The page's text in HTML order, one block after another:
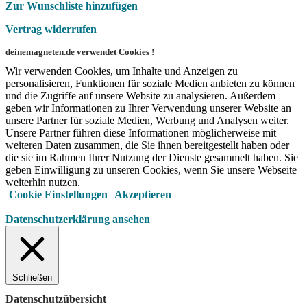
Zur Wunschliste hinzufügen
Vertrag widerrufen
deinemagneten.de verwendet Cookies !
Wir verwenden Cookies, um Inhalte und Anzeigen zu
personalisieren, Funktionen für soziale Medien anbieten zu können
und die Zugriffe auf unsere Website zu analysieren. Außerdem
geben wir Informationen zu Ihrer Verwendung unserer Website an
unsere Partner für soziale Medien, Werbung und Analysen weiter.
Unsere Partner führen diese Informationen möglicherweise mit
weiteren Daten zusammen, die Sie ihnen bereitgestellt haben oder
die sie im Rahmen Ihrer Nutzung der Dienste gesammelt haben. Sie
geben Einwilligung zu unseren Cookies, wenn Sie unsere Webseite
weiterhin nutzen.
Cookie Einstellungen
Akzeptieren
Datenschutzerklärung ansehen
Schließen
Datenschutzübersicht